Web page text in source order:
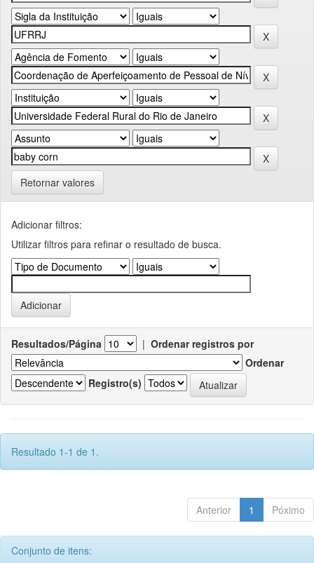
Retornar valores
Adicionar filtros:
Utilizar filtros para refinar o resultado de busca.
Resultados/Página | Ordenar registros por
Ordenar
Registro(s)
Resultado 1-1 de 1.
Anterior 1 Póximo
Conjunto de itens: